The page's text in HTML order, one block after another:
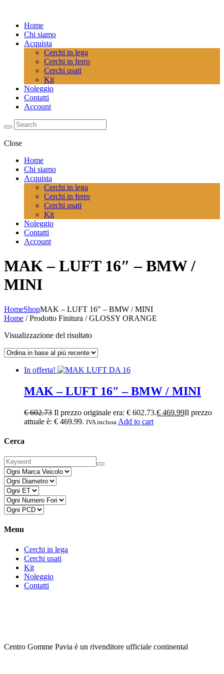
Home
Chi siamo
Acquista
Cerchi in lega
Cerchi in ferro
Cerchi usati
Kit
Noleggio
Contatti
Account
Close
Home
Chi siamo
Acquista
Cerchi in lega
Cerchi in ferro
Cerchi usati
Kit
Noleggio
Contatti
Account
MAK – LUFT 16″ – BMW /
MINI
HomeShopMAK – LUFT 16″ – BMW / MINI
Home / Prodotto Finitura / GLOSSY ORANGE
Visualizzazione del risultato
In offerta!
MAK – LUFT 16″ – BMW / MINI
€602.73 Il prezzo originale era: € 602.73.€ 469.99Il prezzo
attuale è: € 469.99. IVA inclusa Add to cart
Cerca
Menu
Cerchi in lega
Cerchi usati
Kit
Noleggio
Contatti
Centro Gomme Pavia è un rivenditore ufficiale continental